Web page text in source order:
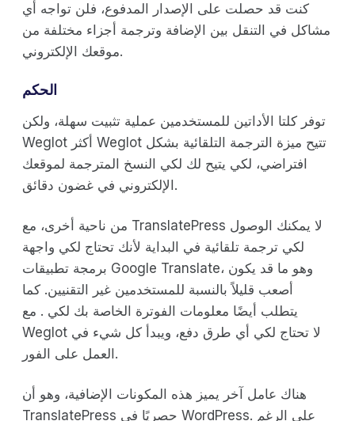
كنت قد حصلت على الإصدار المدفوع، فلن تواجه أي
مشاكل في التنقل بين الإضافة وترجمة أجزاء مختلفة من
موقعك الإلكتروني.
الحكم
توفر كلتا الأداتين للمستخدمين عملية تثبيت سهلة، ولكن
Weglot أكثر Weglot تتيح ميزة الترجمة التلقائية بشكل
افتراضي، لكي يتيح لك لكي النسخ المترجمة لموقعك
الإلكتروني في غضون دقائق.
من ناحية أخرى، مع TranslatePress لا يمكنك الوصول
لكي ترجمة تلقائية في البداية لأنك تحتاج لكي واجهة
برمجة تطبيقات Google Translate، وهو ما قد يكون
أصعب قليلاً بالنسبة للمستخدمين غير التقنيين. كما
يتطلب أيضًا معلومات الفوترة الخاصة بك لكي . مع
Weglot لا تحتاج لكي أي طرق دفع، ويبدأ كل شيء في
العمل على الفور.
هناك عامل آخر يميز هذه المكونات الإضافية، وهو أن
TranslatePress حصريًا في WordPress. على الرغم